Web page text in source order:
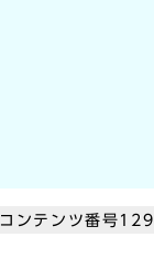
コンテンツ番号